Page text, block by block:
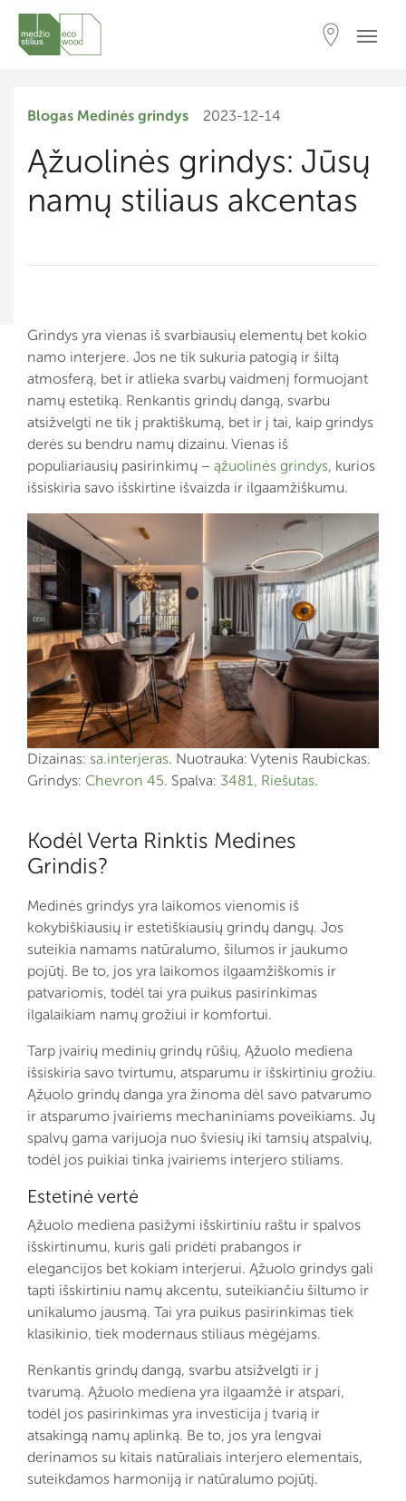
Blogas Medinės grindys 2023-12-14
Ąžuolinės grindys: Jūsų
namų stiliaus akcentas
Grindys yra vienas iš svarbiausių elementų bet kokio
namo interjere. Jos ne tik sukuria patogią ir šiltą
atmosferą, bet ir atlieka svarbų vaidmenį formuojant
namų estetiką. Renkantis grindų dangą, svarbu
atsižvelgti ne tik į praktiškumą, bet ir į tai, kaip grindys
derės su bendru namų dizainu. Vienas iš
populiariausių pasirinkimų – ąžuolinės grindys, kurios
išsiskiria savo išskirtine išvaizda ir ilgaamžiškumu.
Dizainas: sa.interjeras. Nuotrauka: Vytenis Raubickas.
Grindys: Chevron 45. Spalva: 3481, Riešutas.
Kodėl Verta Rinktis Medines
Grindis?
Medinės grindys yra laikomos vienomis iš
kokybiškiausių ir estetiškiausių grindų dangų. Jos
suteikia namams natūralumo, šilumos ir jaukumo
pojūtį. Be to, jos yra laikomos ilgaamžiškomis ir
patvariomis, todėl tai yra puikus pasirinkimas
ilgalaikiam namų grožiui ir komfortui.
Tarp įvairių medinių grindų rūšių, Ąžuolo mediena
išsiskiria savo tvirtumu, atsparumu ir išskirtiniu grožiu.
Ąžuolo grindų danga yra žinoma dėl savo patvarumo
ir atsparumo įvairiems mechaniniams poveikiams. Jų
spalvų gama varijuoja nuo šviesių iki tamsių atspalvių,
todėl jos puikiai tinka įvairiems interjero stiliams.
Estetinė vertė
Ąžuolo mediena pasižymi išskirtiniu raštu ir spalvos
išskirtinumu, kuris gali pridėti prabangos ir
elegancijos bet kokiam interjerui. Ąžuolo grindys gali
tapti išskirtiniu namų akcentu, suteikiančiu šiltumo ir
unikalumo jausmą. Tai yra puikus pasirinkimas tiek
klasikinio, tiek modernaus stiliaus mėgėjams.
Renkantis grindų dangą, svarbu atsižvelgti ir į
tvarumą. Ąžuolo mediena yra ilgaamžė ir atspari,
todėl jos pasirinkimas yra investicija į tvarią ir
atsakingą namų aplinką. Be to, jos yra lengvai
derinamos su kitais natūraliais interjero elementais,
suteikdamos harmoniją ir natūralumo pojūtį.